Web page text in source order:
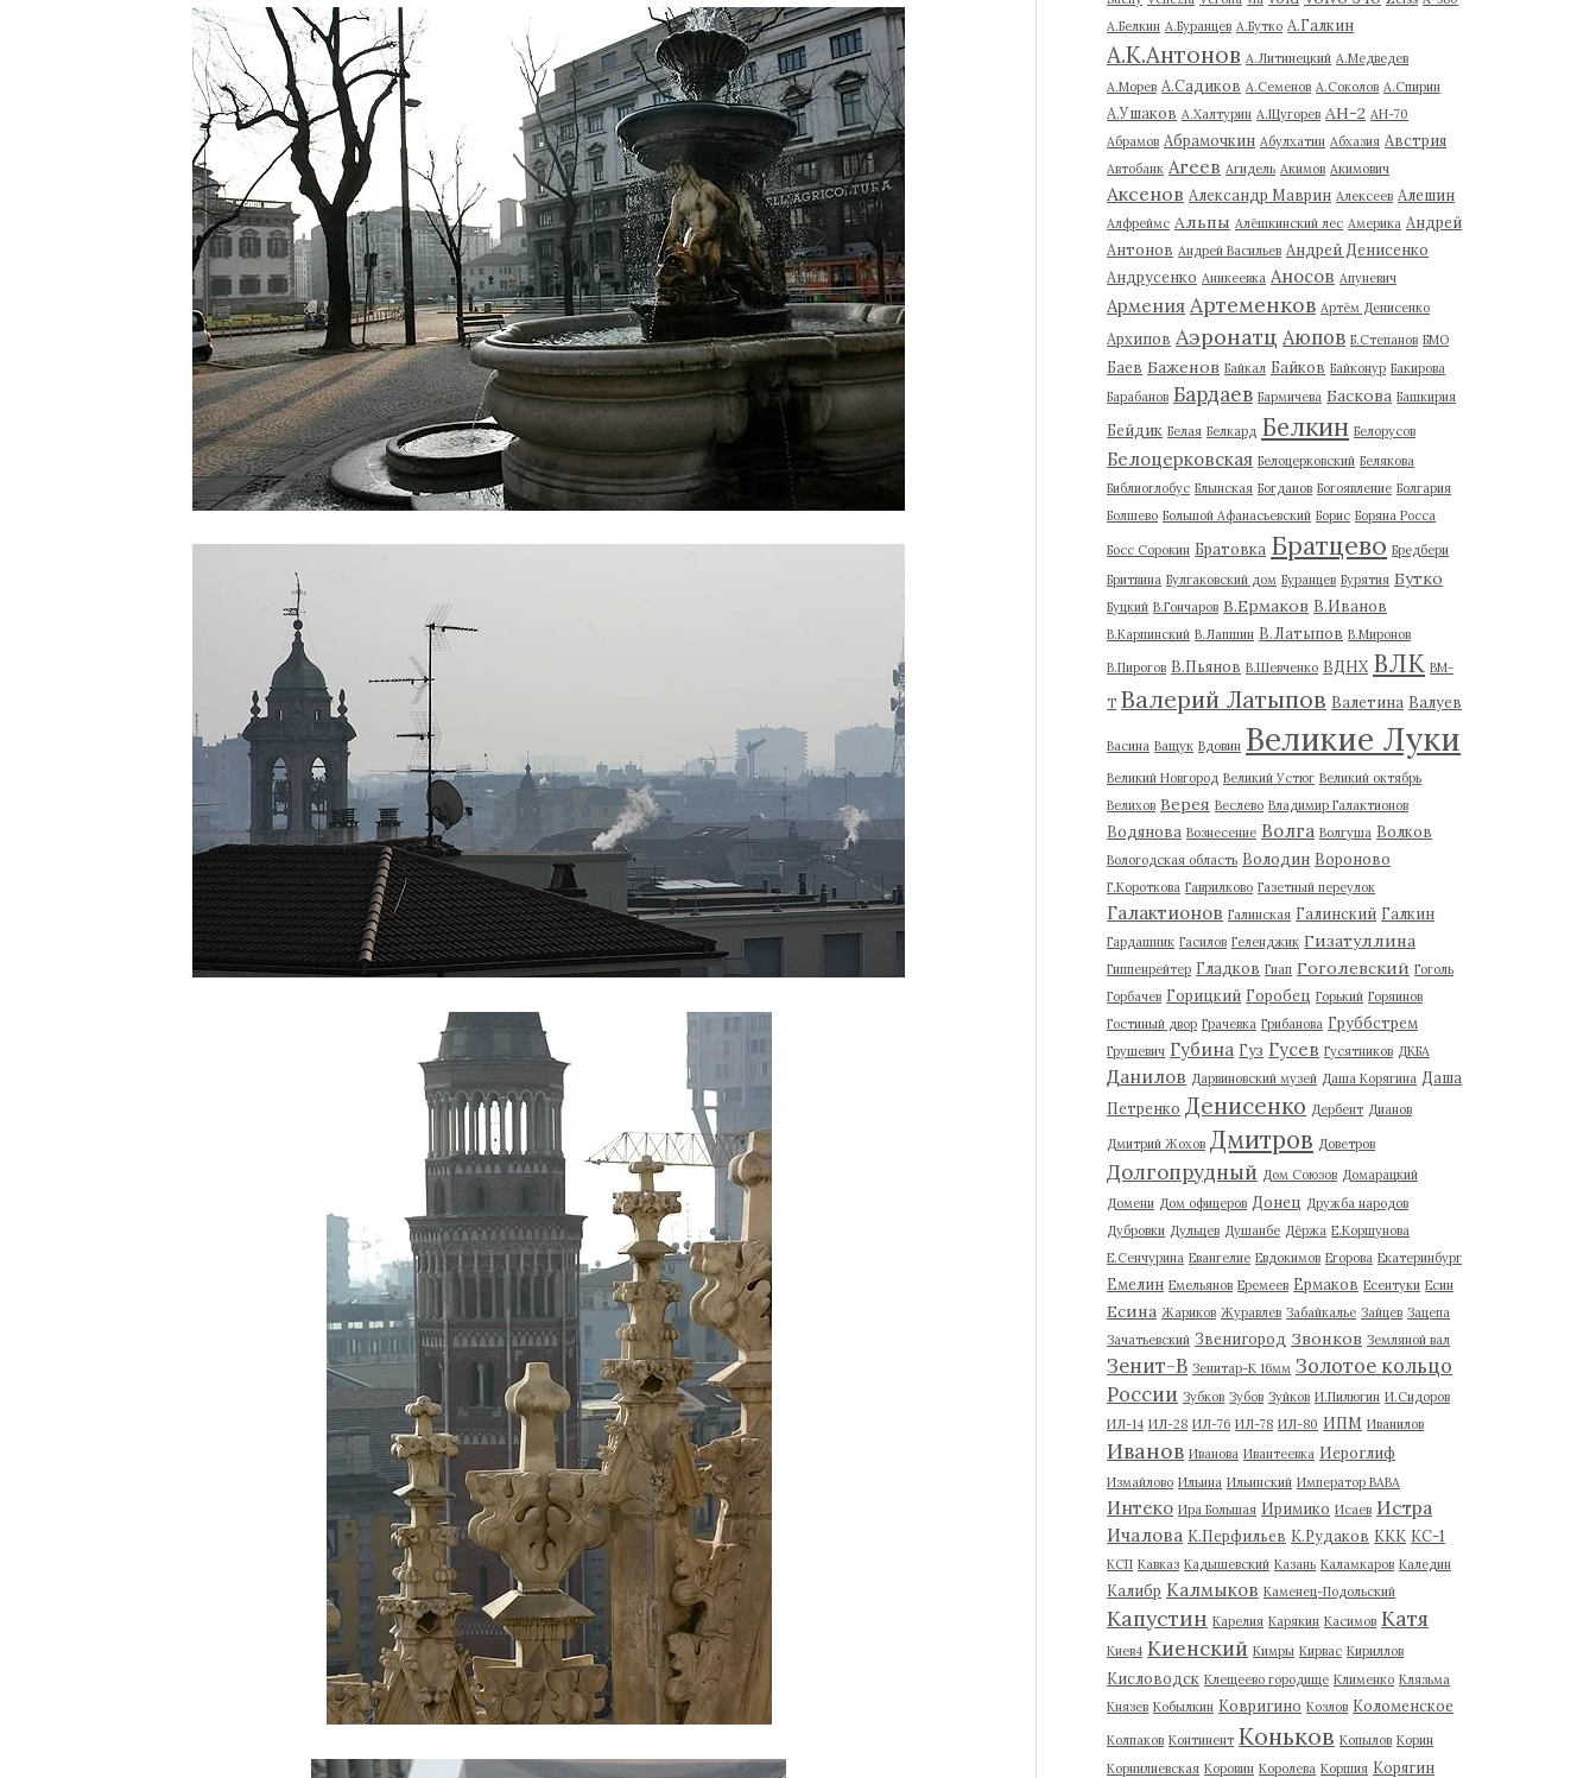
А.Белкин А.Буранцев А.Бутко А.Галкин
А.К.Антонов А.Литинецкий А.Медведев
А.Морев А.Садиков А.Семенов А.Соколов А.Спирин
А.Ушаков А.Халтурин А.Щугорев АН-2 АН-70
Абрамов Абрамочкин Абулхатин Абхазия Австрия
Автобанк Агеев Агидель Акимов Акимович
Аксенов Александр Маврин Алексеев Алешин
Алфреймс Альпы Алёшкинский лес Америка Андрей
Антонов Андрей Васильев Андрей Денисенко
Андрусенко Аникеевка Аносов Апуневич
Армения Артеменков Артём Денисенко
Архипов Аэронатц Аюпов Б.Степанов БМО
Баев Баженов Байкал Байков Байконур Бакирова
Барабанов Бардаев Бармичева Баскова Башкирия
Бейдик Белая Белкард Белкин Белорусов
Белоцерковская Белоцерковский Белякова
Библиоглобус Блынская Богданов Богоявление Болгария
Болшево Большой Афанасьевский Борис Боряна Росса
Босс Сорокин Братовка Братцево Бредбери
Бритвина Булгаковский дом Буранцев Бурятия Бутко
Буцкий В.Гончаров В.Ермаков В.Иванов
В.Карпинский В.Лапшин В.Латыпов В.Миронов
В.Пирогов В.Пьянов В.Шевченко ВДНХ ВЛК ВМ-
Т Валерий Латыпов Валетина Валуев
Васина Ващук Вдовин Великие Луки
Великий Новгород Великий Устюг Великий октябрь
Велихов Верея Веслево Владимир Галактионов
Водянова Вознесение Волга Волгуша Волков
Вологодская область Володин Вороново
Г.Короткова Гаврилково Газетный переулок
Галактионов Галинская Галинский Галкин
Гардашник Гасилов Геленджик Гизатуллина
Гиппенрейтер Гладков Гнап Гоголевский Гоголь
Горбачев Горицкий Горобец Горький Горяинов
Гостиный двор Грачевка Грибанова Груббстрем
Грушевич Губина Гуз Гусев Гусятников ДКБА
Данилов Дарвиновский музей Даша Корягина Даша
Петренко Денисенко Дербент Дианов
Дмитрий Жохов Дмитров Доветров
Долгопрудный Дом Союзов Домарацкий
Домени Дом офицеров Донец Дружба народов
Дубровки Дульцев Душанбе Дёржа Е.Коршунова
Е.Сенчурина Евангелие Евдокимов Егорова Екатеринбург
Емелин Емельянов Еремеев Ермаков Есентуки Есин
Есина Жариков Журавлев Забайкалье Зайцев Зацепа
Зачатьевский Звенигород Звонков Земляной вал
Зенит-В Зенитар-К 16мм Золотое кольцо
России Зубков Зубов Зуйков И.Пилюгин И.Сидоров
ИЛ-14 ИЛ-28 ИЛ-76 ИЛ-78 ИЛ-80 ИПМ Иванилов
Иванов Иванова Ивантеевка Иероглиф
Измайлово Ильина Ильинский Император ВАВА
Интеко Ира Большая Иримико Исаев Истра
Ичалова К.Перфильев К.Рудаков ККК КС-1
КСП Кавказ Кадышевский Казань Каламкаров Каледин
Калибр Калмыков Каменец-Подольский
Капустин Карелия Карякин Касимов Катя
Киев4 Киенский Кимры Кирвас Кириллов
Кисловодск Клещеево городище Клименко Клязьма
Князев Кобылкин Ковригино Козлов Коломенское
Колпаков Континент Коньков Копылов Корин
Корнилиевская Коровин Королева Коршия Корягин